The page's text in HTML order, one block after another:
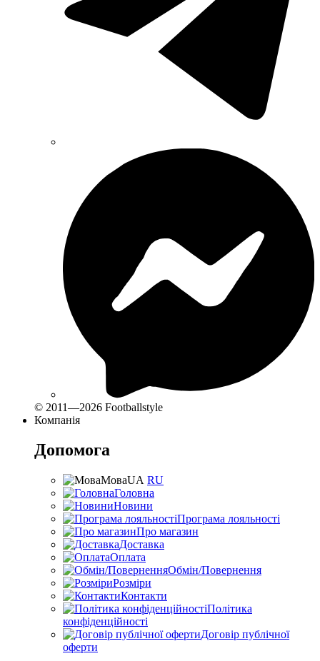
© 2011—2026 Footballstyle
Компанія
Допомога
МоваUA RU
Головна
Новини
Програма лояльності
Про магазин
Доставка
Оплата
Обмін/Повернення
Розміри
Контакти
Політика
конфіденційності
Договір публічної
оферти